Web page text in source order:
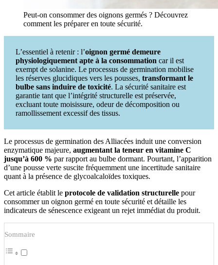
Peut-on consommer des oignons germés ? Découvrez
comment les préparer en toute sécurité.
L’essentiel à retenir : l’oignon germé demeure
physiologiquement apte à la consommation car il est
exempt de solanine. Le processus de germination mobilise
les réserves glucidiques vers les pousses, transformant le
bulbe sans induire de toxicité. La sécurité sanitaire est
garantie tant que l’intégrité structurelle est préservée,
excluant toute moisissure, odeur de décomposition ou
ramollissement excessif des tissus.
Le processus de germination des Alliacées induit une conversion
enzymatique majeure, augmentant la teneur en vitamine C
jusqu’à 600 % par rapport au bulbe dormant. Pourtant, l’apparition
d’une pousse verte suscite fréquemment une incertitude sanitaire
quant à la présence de glycoalcaloïdes toxiques.
Cet article établit le protocole de validation structurelle pour
consommer un oignon germé en toute sécurité et détaille les
indicateurs de sénescence exigeant un rejet immédiat du produit.
Sommaire